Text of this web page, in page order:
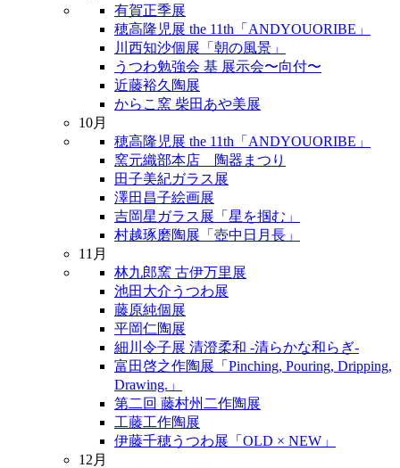
有賀正季展
穂高隆児展 the 11th「ANDYOUORIBE」
川西知沙個展「朝の風景」
うつわ勉強会 基 展示会〜向付〜
近藤裕久陶展
からこ窯 柴田あや美展
10月
穂高隆児展 the 11th「ANDYOUORIBE」
窯元織部本店 陶器まつり
田子美紀ガラス展
澤田昌子絵画展
吉岡星ガラス展「星を掴む」
村越琢磨陶展「壺中日月長」
11月
林九郎窯 古伊万里展
池田大介うつわ展
藤原純個展
平岡仁陶展
細川令子展 清澄柔和 -清らかな和らぎ-
富田啓之作陶展「Pinching, Pouring, Dripping,
Drawing.」
第二回 藤村州二作陶展
工藤工作陶展
伊藤千穂うつわ展「OLD × NEW」
12月